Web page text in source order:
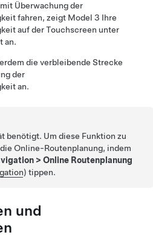
Überwachung der
fahren, zeigt Model 3 Ihre
auf derTouchscreen unter
an.
die verbleibende Strecke
der
an.
benötigt. Um diese Funktion zu
Online-Routenplanung, indem
>Online Routenplanung
) tippen.
und